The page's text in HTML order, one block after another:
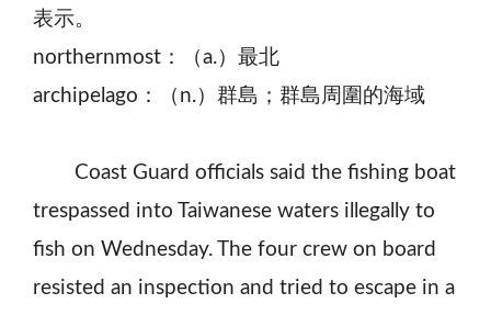
表示。
northernmost：（a.）最北
archipelago：（n.）群島；群島周圍的海域
Coast Guard officials said the fishing boat
trespassed into Taiwanese waters illegally to
fish on Wednesday. The four crew on board
resisted an inspection and tried to escape in a